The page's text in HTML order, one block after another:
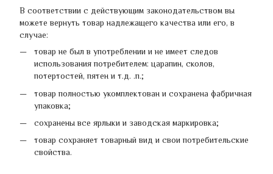
В соответствии с действующим законодательством вы
можете вернуть товар надлежащего качества или его, в
случае:
товар не был в употреблении и не имеет следов
использования потребителем: царапин, сколов,
потертостей, пятен и т.д. .п.;
товар полностью укомплектован и сохранена фабричная
упаковка;
сохранены все ярлыки и заводская маркировка;
товар сохраняет товарный вид и свои потребительские
свойства.